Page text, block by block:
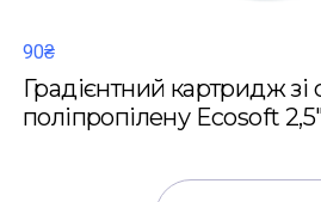
90₴
Градієнтний картридж зі
поліпропілену Ecosoft